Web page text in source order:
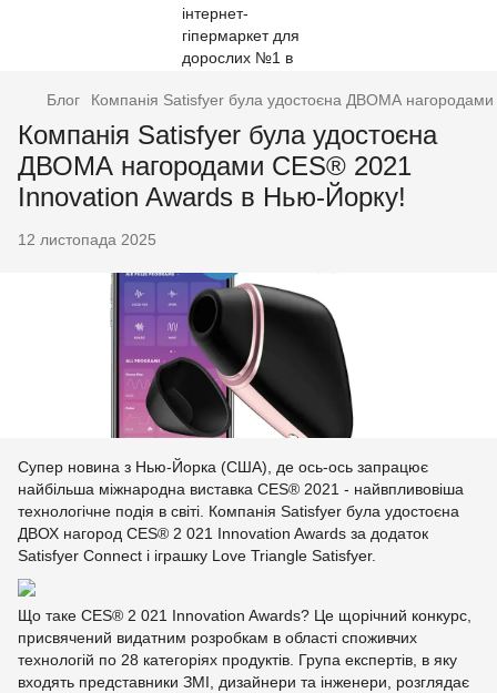
Блог Компанія Satisfyer була удостоєна ДВОМА
Компанія Satisfyer була удостоєна
ДВОМА нагородами CES® 2021
Innovation Awards в Нью-Йорку!
12 листопада 2025
Супер новина з Нью-Йорка (США), де ось-ось запрацює
найбільша міжнародна виставка CES® 2021 - найвпливовіша
технологічне подія в світі. Компанія Satisfyer була удостоєна
ДВОХ нагород CES® 2 021 Innovation Awards за додаток
Satisfyer Connect і іграшку Love Triangle Satisfyer.
Що таке CES® 2 021 Innovation Awards? Це щорічний конкурс,
присвячений видатним розробкам в області споживчих
технологій по 28 категоріях продуктів. Група експертів, в яку
входять представники ЗМІ, дизайнери та інженери, розглядає